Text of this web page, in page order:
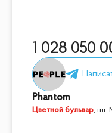
1 028 050
Phantom
Цветной бульвар,пл.